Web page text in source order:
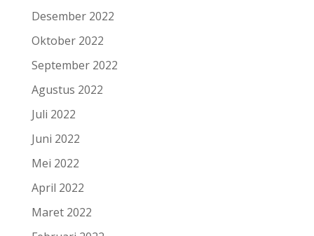
Desember 2022
Oktober 2022
September 2022
Agustus 2022
Juli 2022
Juni 2022
Mei 2022
April 2022
Maret 2022